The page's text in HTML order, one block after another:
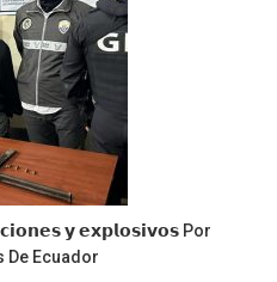
𝘆 𝗲𝘅𝗽𝗹𝗼𝘀𝗶𝘃𝗼𝘀 Por
De Ecuador